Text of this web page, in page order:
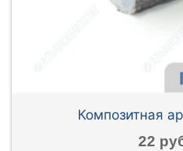
Композитная
22